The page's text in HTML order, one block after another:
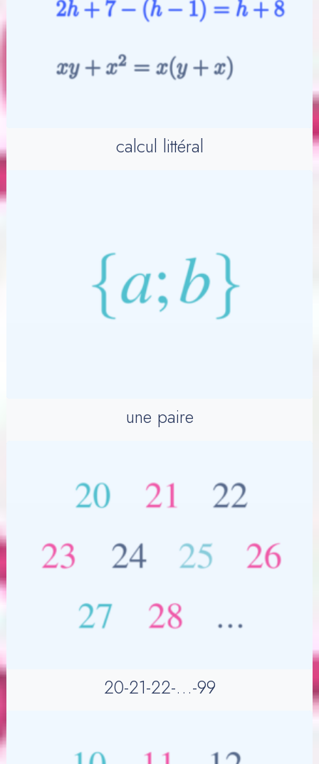
calcul littéral
une paire
20-21-22-…-99